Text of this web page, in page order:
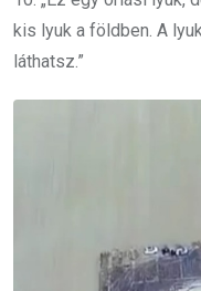
kis lyuk a földben. A
láthatsz.”